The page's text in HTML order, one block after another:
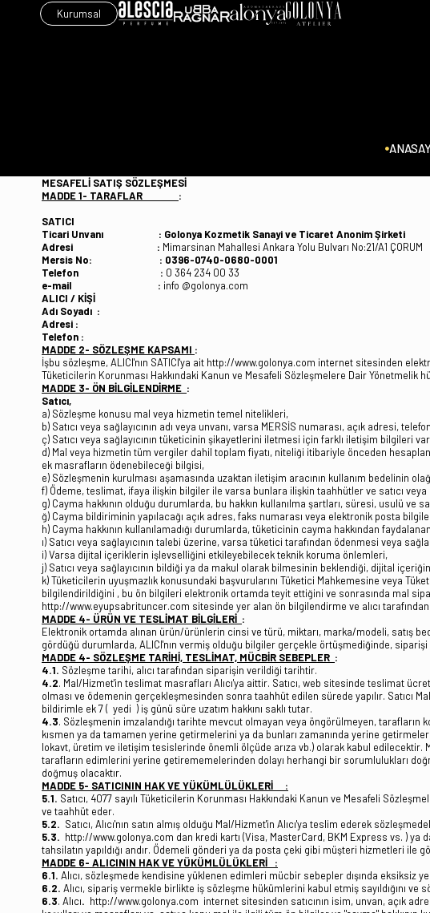
Kurumsal
MESAFELİ SATIŞ SÖZLEŞMESİ
MADDE 1- TARAFLAR :
SATICI
Ticari Unvanı : Golonya Kozmetik Sanayi ve Ticaret Anonim Şirketi
Adresi : Mimarsinan Mahallesi Ankara Yolu Bulvarı No:21/A1 ÇORUM
Mersis No: : 0396-0740-0680-0001
Telefon : 0 364 234 00 33
e-mail : info @golonya.com
ALICI / KİŞİ
Adı Soyadı :
Adresi :
Telefon :
MADDE 2- SÖZLEŞME KAPSAMI :
İşbu sözleşme, ALICI'nın SATICI'ya ait http://www.golonya.com internet sitesinden
Tüketicilerin Korunması Hakkındaki Kanun ve Mesafeli Sözleşmelere Dair
MADDE 3- ÖN BİLGİLENDİRME :
Satıcı,
a) Sözleşme konusu mal veya hizmetin temel nitelikleri,
b) Satıcı veya sağlayıcının adı veya unvanı, varsa MERSİS numarası, açık adresi,
ç) Satıcı veya sağlayıcının tüketicinin şikayetlerini iletmesi için farklı iletişim bilgileri
d) Mal veya hizmetin tüm vergiler dahil toplam fiyatı, niteliği itibariyle önceden
ek masrafların ödenebileceği bilgisi,
e) Sözleşmenin kurulması aşamasında uzaktan iletişim aracının kullanım bedelinin
f) Ödeme, teslimat, ifaya ilişkin bilgiler ile varsa bunlara ilişkin taahhütler ve satıcı
g) Cayma hakkının olduğu durumlarda, bu hakkın kullanılma şartları, süresi, usulü ve
ğ) Cayma bildiriminin yapılacağı açık adres, faks numarası veya elektronik posta
h) Cayma hakkının kullanılamadığı durumlarda, tüketicinin cayma hakkından
ı) Satıcı veya sağlayıcının talebi üzerine, varsa tüketici tarafından ödenmesi veya
i) Varsa dijital içeriklerin işlevselliğini etkileyebilecek teknik koruma önlemleri,
j) Satıcı veya sağlayıcının bildiği ya da makul olarak bilmesinin beklendiği, dijital
k) Tüketicilerin uyuşmazlık konusundaki başvurularını Tüketici Mahkemesine veya
bilgilendirildiğini , bu ön bilgileri elektronik ortamda teyit ettiğini ve sonrasında mal
http://www.eyupsabrituncer.com sitesinde yer alan ön bilgilendirme ve alıcı
MADDE 4- ÜRÜN VE TESLİMAT BİLGİLERİ :
Elektronik ortamda alınan ürün/ürünlerin cinsi ve türü, miktarı, marka/modeli, satış
gördüğü durumlarda, ALICI'nın vermiş olduğu bilgiler gerçekle örtüşmediğinde, siparişi
MADDE 4- SÖZLEŞME TARİHİ, TESLİMAT, MÜCBİR SEBEPLER :
4.1. Sözleşme tarihi, alıcı tarafından siparişin verildiği tarihtir.
4.2. Mal/Hizmet'in teslimat masrafları Alıcı'ya aittir. Satıcı, web sitesinde teslimat
olması ve ödemenin gerçekleşmesinden sonra taahhüt edilen sürede yapılır. Satıcı
bildirimle ek 7 ( yedi ) iş günü süre uzatım hakkını saklı tutar.
4.3. Sözleşmenin imzalandığı tarihte mevcut olmayan veya öngörülmeyen,
kısmen ya da tamamen yerine getirmelerini ya da bunları zamanında yerine
lokavt, üretim ve iletişim tesislerinde önemli ölçüde arıza vb.) olarak kabul edilecektir.
tarafların edimlerini yerine getirememelerinden dolayı herhangi bir sorumlulukları
doğmuş olacaktır.
MADDE 5- SATICININ HAK VE YÜKÜMLÜLÜKLERİ :
5.1. Satıcı, 4077 sayılı Tüketicilerin Korunması Hakkındaki Kanun ve Mesafeli
ve taahhüt eder.
5.2. Satıcı, Alıcı'nın satın almış olduğu Mal/Hizmet'in Alıcı'ya teslim ederek
5.3. http://www.golonya.com dan kredi kartı (Visa, MasterCard, BKM Express vs. ) ya
tahsilatın yapıldığı andır. Ödemeli gönderi ya da posta çeki gibi müşteri hizmetleri
MADDE 6- ALICININ HAK VE YÜKÜMLÜLÜKLERİ :
6.1. Alıcı, sözleşmede kendisine yüklenen edimleri mücbir sebepler dışında eksiksiz
6.2. Alıcı, sipariş vermekle birlikte iş sözleşme hükümlerini kabul etmiş sayıldığını
6.3. Alıcı. http://www.golonya.com internet sitesinden satıcının isim, unvan, açık